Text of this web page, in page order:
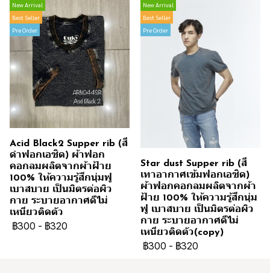
New Arrival
Best Seller
Pre Order
Acid Black2 Supper rib (สี
ดำฟอกเอซิด) ผ้าฟอก
คอกลมผลิตจากผ้าฝ้าย
100% ให้ความรู้สึกนุ่มฟู
เบาสบาย เป็นมิตรต่อผิว
กาย ระบายอากาศดีไม่
เหนียวติดตัว
฿300 - ฿320
New Arrival
Best Seller
Pre Order
Star dust Supper rib (สี
เทาอากาศเข้มฟอกเอซิด)
ผ้าฟอกคอกลมผลิตจากผ้า
ฝ้าย 100% ให้ความรู้สึกนุ่ม
ฟู เบาสบาย เป็นมิตรต่อผิว
กาย ระบายอากาศดีไม่
เหนียวติดตัว(copy)
฿300 - ฿320